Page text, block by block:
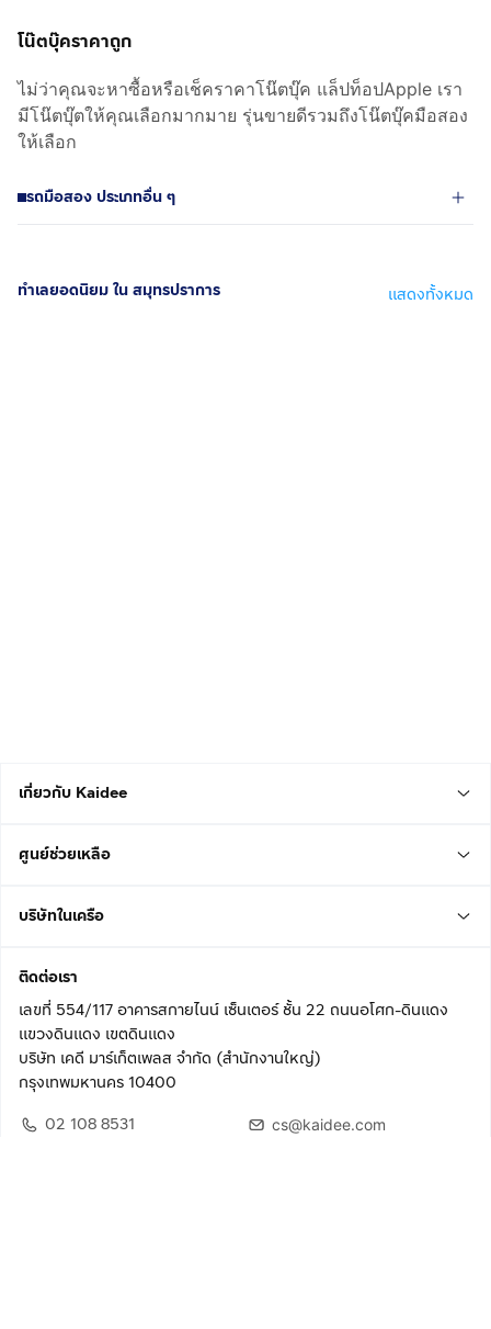
โน๊ตบุ๊คราคาถูก
ไม่ว่าคุณจะหาซื้อหรือเช็คราคาโน๊ตบุ๊ค แล็ปท็อปApple เรา
มีโน๊ตบุ๊ตให้คุณเลือกมากมาย รุ่นขายดีรวมถึงโน๊ตบุ๊คมือสอง
ให้เลือก
รถมือสอง ประเภทอื่น ๆ
ทำเลยอดนิยม ใน สมุทรปราการ แสดงทั้งหมด
เกี่ยวกับ Kaidee
ศูนย์ช่วยเหลือ
บริษัทในเครือ
ติดต่อเรา
เลขที่ 554/117 อาคารสกายไนน์ เซ็นเตอร์ ชั้น 22 ถนนอโศก-ดินแดง
แขวงดินแดง เขตดินแดง
บริษัท เคดี มาร์เก็ตเพลส จำกัด (สำนักงานใหญ่)
กรุงเทพมหานคร 10400
02 108 8531
cs@kaidee.com